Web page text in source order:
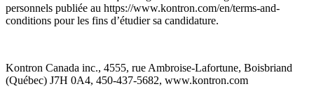
personnels publiée au https://www.kontron.com/en/terms-and-
conditions pour les fins d’étudier sa candidature.
Kontron Canada inc., 4555, rue Ambroise-Lafortune, Boisbriand
(Québec) J7H 0A4, 450-437-5682, www.kontron.com